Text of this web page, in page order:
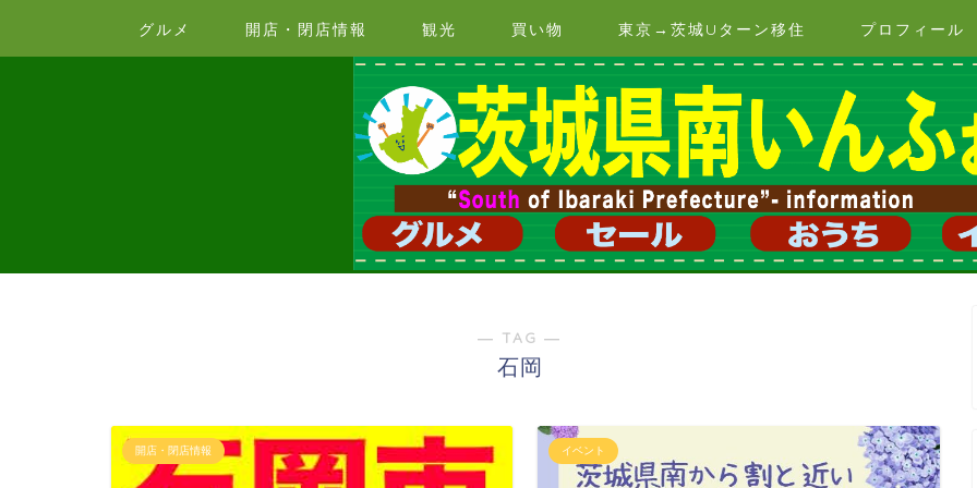
グルメ 開店・閉店情報 観光 買い物 東京→茨城Uターン移住 プロフィール
― TAG ―
石岡
開店・閉店情報 イベント